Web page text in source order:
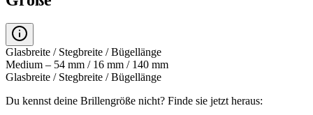
Glasbreite / Stegbreite / Bügellänge
Medium – 54 mm / 16 mm / 140 mm
Glasbreite / Stegbreite / Bügellänge
Du kennst deine Brillengröße nicht? Finde sie jetzt heraus: